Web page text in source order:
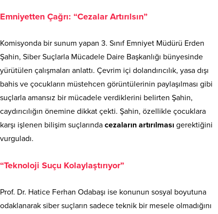
Emniyetten Çağrı: “Cezalar Artırılsın”
Komisyonda bir sunum yapan 3. Sınıf Emniyet Müdürü Erden
Şahin, Siber Suçlarla Mücadele Daire Başkanlığı bünyesinde
yürütülen çalışmaları anlattı. Çevrim içi dolandırıcılık, yasa dışı
bahis ve çocukların müstehcen görüntülerinin paylaşılması gibi
suçlarla amansız bir mücadele verdiklerini belirten Şahin,
caydırıcılığın önemine dikkat çekti. Şahin, özellikle çocuklara
karşı işlenen bilişim suçlarında cezaların artırılması gerektiğini
vurguladı.
“Teknoloji Suçu Kolaylaştırıyor”
Prof. Dr. Hatice Ferhan Odabaşı ise konunun sosyal boyutuna
odaklanarak siber suçların sadece teknik bir mesele olmadığını